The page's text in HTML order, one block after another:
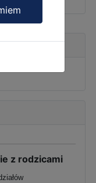
z rodzicami